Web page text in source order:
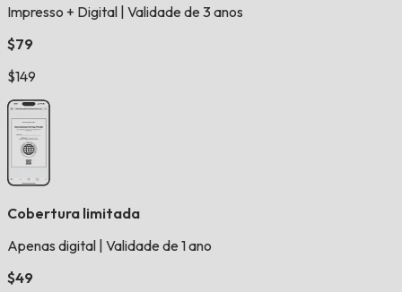
Impresso + Digital Validade de 3 anos
$79
$149
Cobertura limitada
Apenas digital Validade de 1 ano
$49